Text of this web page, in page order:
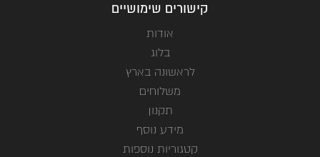
קישורים שימושיים
אודות
בלוג
לראשונה בארץ
משלוחים
תקנון
מידע נוסף
קטגוריות נוספות